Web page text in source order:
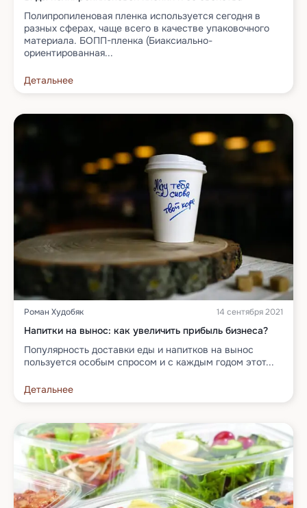
Полипропиленовая пленка используется сегодня в
разных сферах, чаще всего в качестве упаковочного
материала. БОПП-пленка (Биаксиально-
ориентированная...
Детальнее
Роман Худобяк 14 сентября 2021
Напитки на вынос: как увеличить прибыль бизнеса?
Популярность доставки еды и напитков на вынос
пользуется особым спросом и с каждым годом этот...
Детальнее